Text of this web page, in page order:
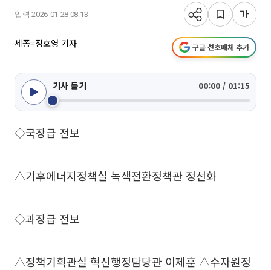
입력 2026-01-28 08:13
세종=정호영 기자 구글 선호매체 추가
기사 듣기 00:00 / 01:15
◇국장급 전보
△기후에너지정책실 녹색전환정책관 정선화
◇과장급 전보
△정책기획관실 혁신행정담당관 이제훈 △수자원정